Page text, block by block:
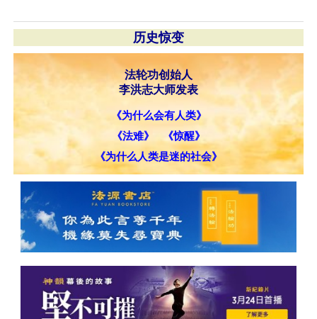
历史惊变
法轮功创始人
李洪志大师发表
《为什么会有人类》
《法难》
《惊醒》
《为什么人类是迷的社会》